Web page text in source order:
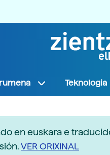
Teknologia
en euskara e
VER ORIXINAL